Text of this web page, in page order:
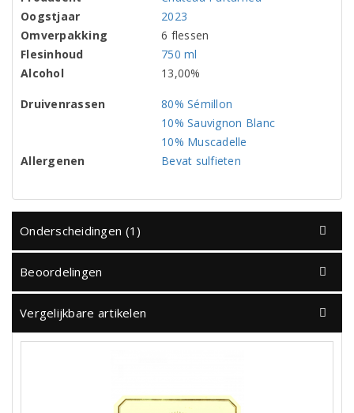
Oogstjaar
2023
Omverpakking
6 flessen
Flesinhoud
750 ml
Alcohol
13,00%
Druivenrassen
80% Sémillon
10% Sauvignon Blanc
10% Muscadelle
Allergenen
Bevat sulfieten
Onderscheidingen (1)
Beoordelingen
Vergelijkbare artikelen